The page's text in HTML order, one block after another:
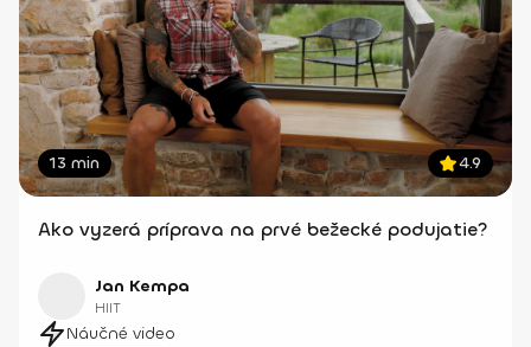
13 min 4.9
Ako vyzerá príprava na prvé bežecké podujatie?
Jan Kempa
HIIT
Náučné video